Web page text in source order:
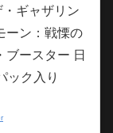
ギャザリン
ーン：戦慄の
ブースター 日
ック入り